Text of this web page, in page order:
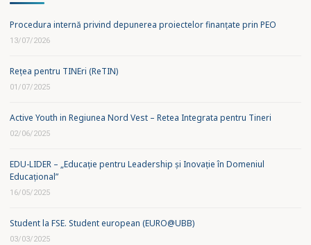
Procedura internă privind depunerea proiectelor finanțate prin PEO
13/07/2026
Rețea pentru TINEri (ReTIN)
01/07/2025
Active Youth in Regiunea Nord Vest – Retea Integrata pentru Tineri
02/06/2025
EDU-LIDER – „Educație pentru Leadership și Inovație în Domeniul
Educațional”
16/05/2025
Student la FSE. Student european (EURO@UBB)
03/03/2025